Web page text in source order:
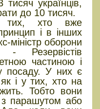
тисяч українців,
до 10 тисяч.
тих, хто вже
і в інших
міністр оборони
- Резервістів
частиною і
посаду. У них є
і у тих, хто на
Тобто вони
з парашутом або